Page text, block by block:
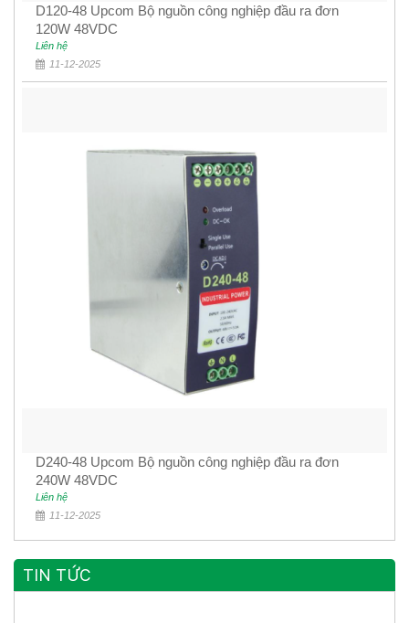
D120-48 Upcom Bộ nguồn công nghiệp đầu ra đơn
120W 48VDC
Liên hệ
11-12-2025
D240-48 Upcom Bộ nguồn công nghiệp đầu ra đơn
240W 48VDC
Liên hệ
11-12-2025
TIN TỨC